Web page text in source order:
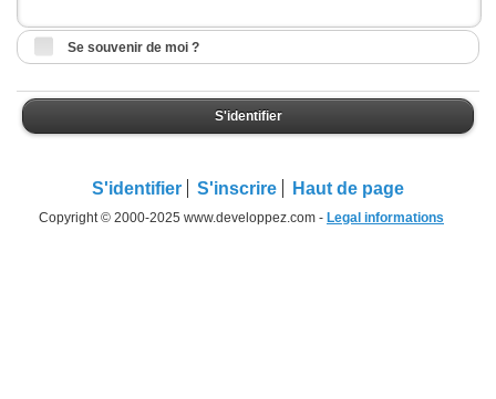
Se souvenir de moi ?
S'identifier
S'identifier S'inscrire Haut de page
Copyright © 2000-2025 www.developpez.com - Legal informations